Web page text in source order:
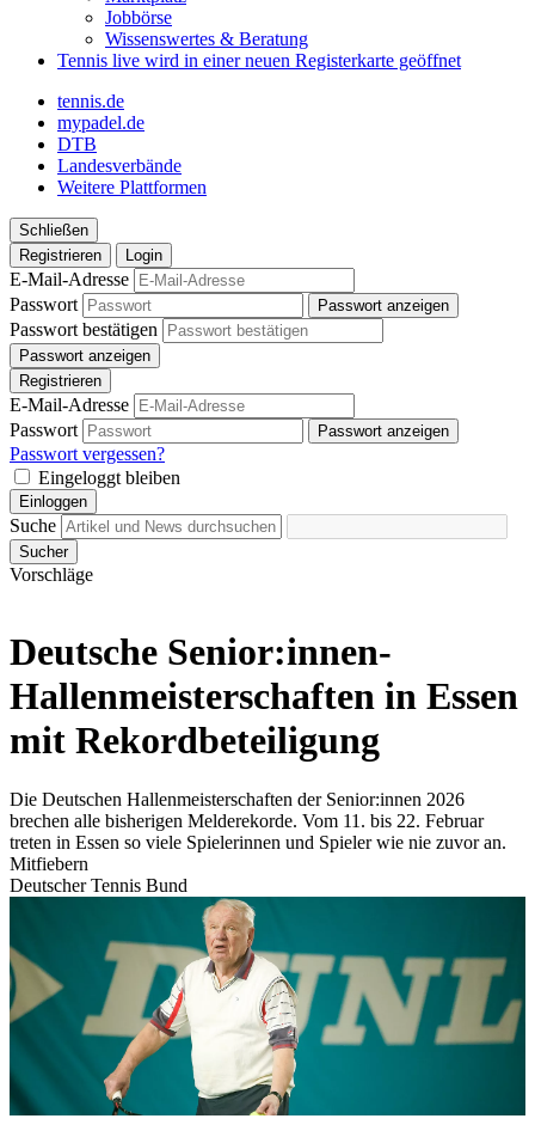
Jobbörse
Wissenswertes & Beratung
Tennis live wird in einer neuen Registerkarte geöffnet
tennis.de
mypadel.de
DTB
Landesverbände
Weitere Plattformen
Schließen
Registrieren
Login
E-Mail-Adresse
Passwort
Passwort anzeigen
Passwort bestätigen
Passwort anzeigen
Registrieren
E-Mail-Adresse
Passwort
Passwort anzeigen
Passwort vergessen?
Eingeloggt bleiben
Einloggen
Suche
Sucher
Vorschläge
Deutsche Senior:innen-
Hallenmeisterschaften in Essen
mit Rekordbeteiligung
Die Deutschen Hallenmeisterschaften der Senior:innen 2026
brechen alle bisherigen Melderekorde. Vom 11. bis 22. Februar
treten in Essen so viele Spielerinnen und Spieler wie nie zuvor an.
Mitfiebern
Deutscher Tennis Bund